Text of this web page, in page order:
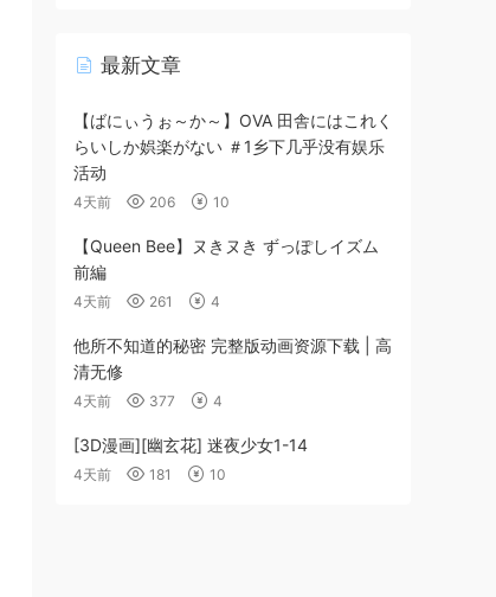
最新文章
【ばにぃうぉ～か～】OVA 田舎にはこれく
らいしか娯楽がない ＃1乡下几乎没有娱乐
活动
4天前 206 10
【Queen Bee】ヌきヌき ずっぽしイズム
前編
4天前 261 4
他所不知道的秘密 完整版动画资源下载 | 高
清无修
4天前 377 4
[3D漫画][幽玄花] 迷夜少女1-14
4天前 181 10